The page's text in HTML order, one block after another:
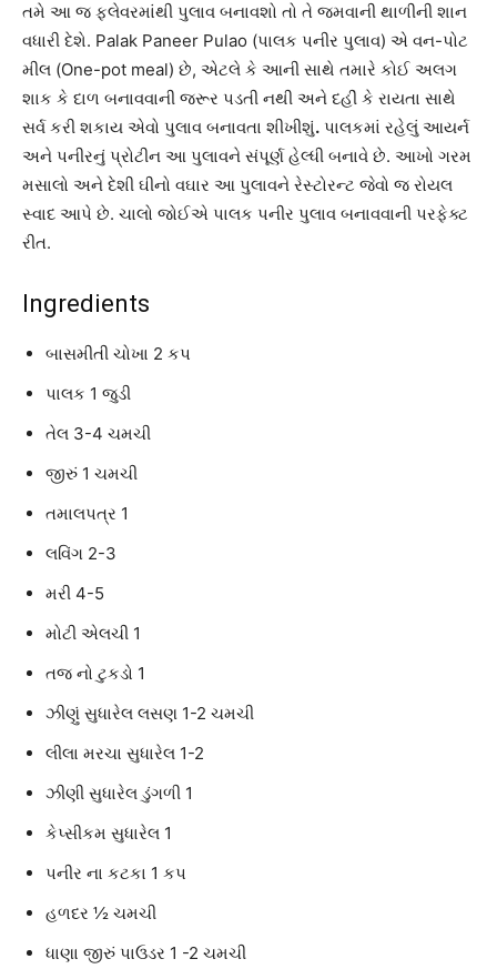
તમે આ જ ફ્લેવરમાંથી પુલાવ બનાવશો તો તે જમવાની થાળીની શાન
વધારી દેશે. Palak Paneer Pulao (પાલક પનીર પુલાવ) એ વન-પોટ
મીલ (One-pot meal) છે, એટલે કે આની સાથે તમારે કોઈ અલગ
શાક કે દાળ બનાવવાની જરૂર પડતી નથી અને દહીં કે રાયતા સાથે
સર્વ કરી શકાય એવો પુલાવ બનાવતા શીખીશું. પાલકમાં રહેલું આયર્ન
અને પનીરનું પ્રોટીન આ પુલાવને સંપૂર્ણ હેલ્ધી બનાવે છે. આખો ગરમ
મસાલો અને દેશી ઘીનો વઘાર આ પુલાવને રેસ્ટોરન્ટ જેવો જ રોયલ
સ્વાદ આપે છે. ચાલો જોઈએ પાલક પનીર પુલાવ બનાવવાની પરફેક્ટ
રીત.
Ingredients
બાસમીતી ચોખા 2 કપ
પાલક 1 જુડી
તેલ 3-4 ચમચી
જીરું 1 ચમચી
તમાલપત્ર 1
લવિંગ 2-3
મરી 4-5
મોટી એલચી 1
તજ નો ટુકડો 1
ઝીણું સુધારેલ લસણ 1-2 ચમચી
લીલા મરચા સુધારેલ 1-2
ઝીણી સુધારેલ ડુંગળી 1
કેપ્સીકમ સુધારેલ 1
પનીર ના કટકા 1 કપ
હળદર ½ ચમચી
ધાણા જીરું પાઉડર 1 -2 ચમચી